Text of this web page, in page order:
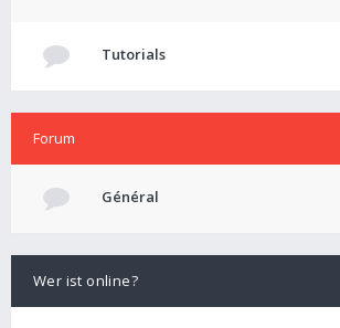
Tutorials
Forum
Général
Wer ist online?